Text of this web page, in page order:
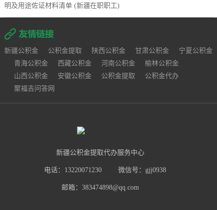
明及用途佐证材料清单 (新疆在职职工)
新疆公积金 公积金提取 陕西公积金 甘肃公积金
宁夏公积金
青海公积金
西藏公积金 河南公积金
榆林公积金
山西公积金
安徽公积金 公积金提取
公积金代办
聚福吉问答网
新疆公积金提取代办服务中心
电话：13220071230 微信号：gjj0938
邮箱：383474898@qq.com